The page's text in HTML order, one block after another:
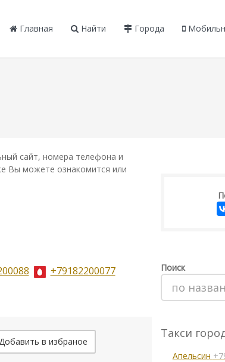
Главная Найти Города
сайт, номера телефона и
Вы можете ознакомится или
+79182200077
в избраное
Поиск
Такси
Апельсин